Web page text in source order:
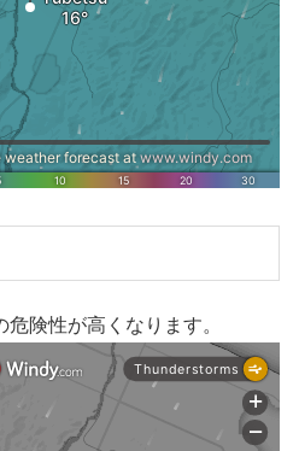
険性が高くなります。